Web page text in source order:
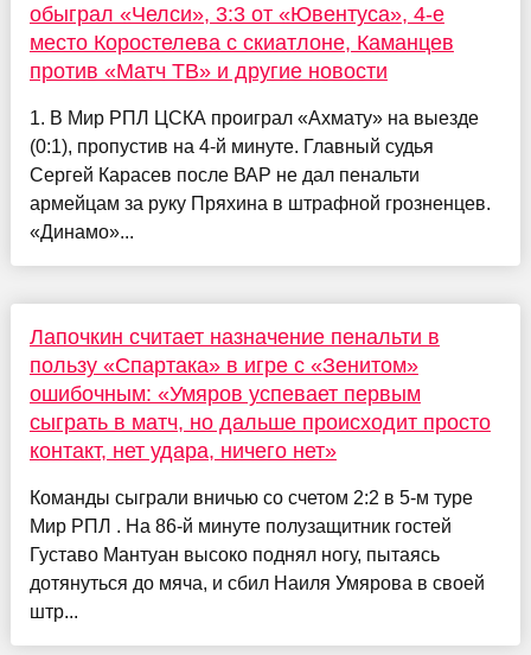
обыграл «Челси», 3:3 от «Ювентуса», 4-е
место Коростелева с скиатлоне, Каманцев
против «Матч ТВ» и другие новости
1. В Мир РПЛ ЦСКА проиграл «Ахмату» на выезде
(0:1), пропустив на 4-й минуте. Главный судья
Сергей Карасев после ВАР не дал пенальти
армейцам за руку Пряхина в штрафной грозненцев.
«Динамо»...
Лапочкин считает назначение пенальти в
пользу «Спартака» в игре с «Зенитом»
ошибочным: «Умяров успевает первым
сыграть в матч, но дальше происходит просто
контакт, нет удара, ничего нет»
Команды сыграли вничью со счетом 2:2 в 5-м туре
Мир РПЛ . На 86-й минуте полузащитник гостей
Густаво Мантуан высоко поднял ногу, пытаясь
дотянуться до мяча, и сбил Наиля Умярова в своей
штр...